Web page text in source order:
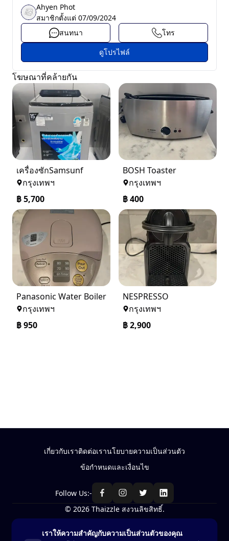
Ahyen Phot
สมาชิกตั้งแต่ 07/09/2024
สนทนา
โทร
ดูโปรไฟล์
โฆษณาที่คล้ายกัน
เครื่องซักSamsunf
กรุงเทพฯ
฿5,700
BOSH Toaster
กรุงเทพฯ
฿400
Panasonic Water Boiler
กรุงเทพฯ
฿950
NESPRESSO
กรุงเทพฯ
฿2,900
เกี่ยวกับเราติดต่อเรานโยบายความเป็นส่วนตัว
ข้อกำหนดและเงื่อนไข
Follow Us:-
© 2026 Thaizzle สงวนลิขสิทธิ์.
ซื้อ-ขาย สินค้าในประเทศไทย
เราให้ความสำคัญกับความเป็นส่วนตัวของคุณ